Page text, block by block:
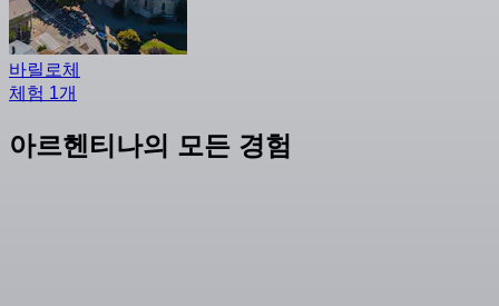
바릴로체
체험 1개
아르헨티나의 모든 경험